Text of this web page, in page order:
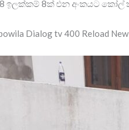
8 ඉලක්කම් 8ක් එන අංකයට කෝල්
Dialog tv 400 Reload